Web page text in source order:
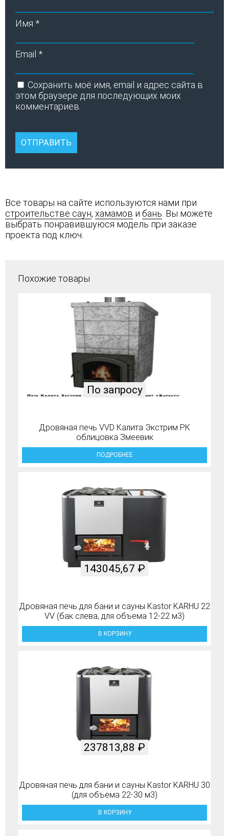
Имя *
Email *
Сохранить моё имя, email и адрес сайта в
этом браузере для последующих моих
комментариев.
Все товары на сайте используются нами при
строительстве саун, хамамов и бань . Вы можете
выбрать понравившуюся модель при заказе
проекта под ключ.
Похожие товары
Дровяная печь VVD Калита Экстрим РК
облицовка Змеевик
По запросу
ПОДРОБНЕЕ
Дровяная печь для бани и сауны Kastor KARHU 22
VV (бак слева, для объема 12-22 м3)
143045,67 ₽
В КОРЗИНУ
Дровяная печь для бани и сауны Kastor KARHU 30
(для объема 22-30 м3)
237813,88 ₽
В КОРЗИНУ